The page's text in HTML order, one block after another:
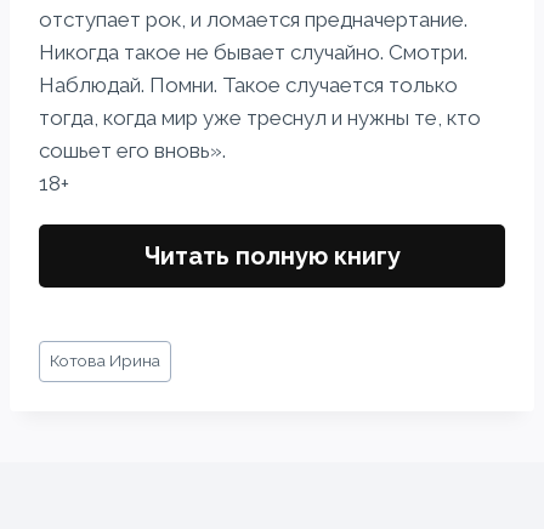
отступает рок, и ломается предначертание.
Никогда такое не бывает случайно. Смотри.
Наблюдай. Помни. Такое случается только
тогда, когда мир уже треснул и нужны те, кто
сошьет его вновь».
18+
Читать полную книгу
Метки
записи:
Котова Ирина